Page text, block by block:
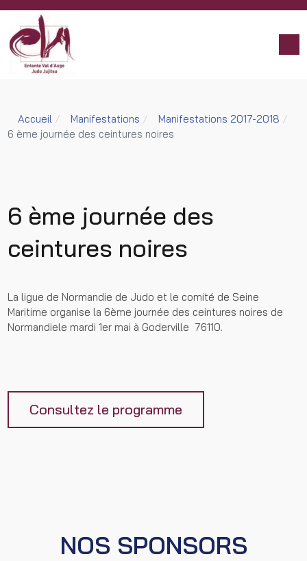
Accueil Manifestations
Manifestations 2017-2018
6 ème journée des ceintures noires
6 ème journée des
ceintures noires
La ligue de Normandie de Judo et le comité de Seine
Maritime organise la 6ème journée des ceintures noires de
Normandiele mardi 1er mai à Goderville 76110.
Consultez le programme
NOS SPONSORS